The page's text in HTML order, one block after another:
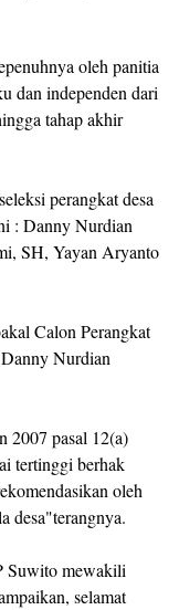
oleh panitia
dan independen dari
tahap akhir
perangkat desa
: Danny Nurdian
SH, Yayan Aryanto
Calon Perangkat
Nurdian
2007 pasal 12(a)
tertinggi berhak
oleh
desa"terangnya.
Suwito mewakili
selamat